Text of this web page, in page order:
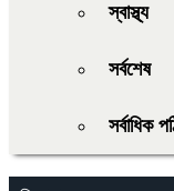
স্বাস্থ্য
সর্বশেষ
সর্বাধিক